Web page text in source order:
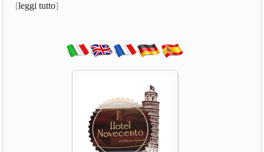
[leggi tutto]